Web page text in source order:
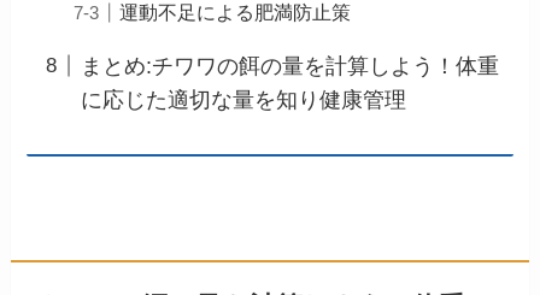
運動不足による肥満防止策
まとめ:チワワの餌の量を計算しよう！体重
に応じた適切な量を知り健康管理